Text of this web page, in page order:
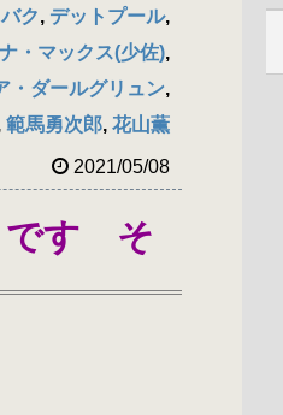
ク, デットプール,
・マックス(少佐),
・ダールグリュン,
範馬勇次郎, 花山薫
2021/05/08
です そ